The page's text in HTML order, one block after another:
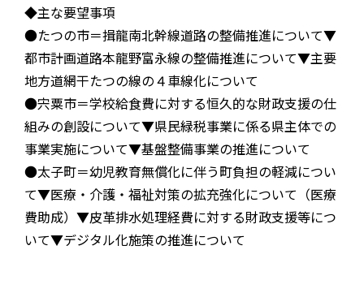
◆主な要望事項
●たつの市＝揖龍南北幹線道路の整備推進について▼
都市計画道路本龍野富永線の整備推進について▼主要
地方道網干たつの線の４車線化について
●宍粟市＝学校給食費に対する恒久的な財政支援の仕
組みの創設について▼県民緑税事業に係る県主体での
事業実施について▼基盤整備事業の推進について
●太子町＝幼児教育無償化に伴う町負担の軽減につい
て▼医療・介護・福祉対策の拡充強化について（医療
費助成）▼皮革排水処理経費に対する財政支援等につ
いて▼デジタル化施策の推進について